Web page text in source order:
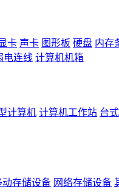
卡 声卡 图形板 硬盘 内存
电连线 计算机机箱
计算机 计算机工作站 台
动存储设备 网络存储设备